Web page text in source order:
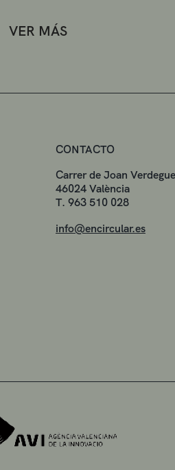
VER MÁS
CONTACTO
Carrer de Joan
46024 València
T. 963 510 028
info@encircular.es